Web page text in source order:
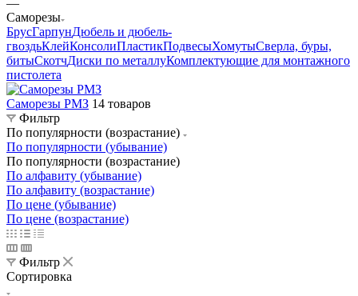
Саморезы
БрусГарпунДюбель и дюбель-
гвоздьКлейКонсолиПластикПодвесыХомутыСверла, буры,
битыСкотчДиски по металлуКомплектующие для монтажного
пистолета
Саморезы РМЗ 14 товаров
Фильтр
По популярности (возрастание)
По популярности (убывание)
По популярности (возрастание)
По алфавиту (убывание)
По алфавиту (возрастание)
По цене (убывание)
По цене (возрастание)
Фильтр
Сортировка